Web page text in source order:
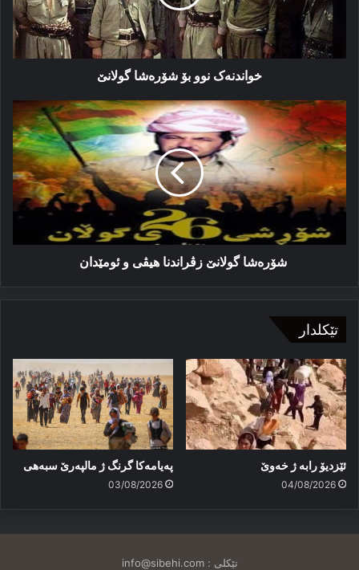
خواندنەک نوو بۆ شۆرەشا گولانێ
شۆرەشا
گولانێ
زڤراندنا
هیڤی
و
ئومێدان
شۆرەشا گولانێ زڤراندنا هیڤی و ئومێدان
تێکلدار
ئێزدیۆ رابە ژ خەوێ
04/08/2026
پەیامەكا گرنگ ژ مالپەرێ سبەهی
03/08/2026
تێکلی :info@sibehi.com